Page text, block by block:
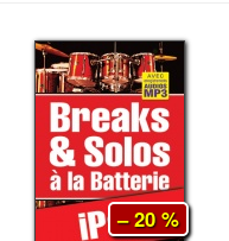
– 20 %